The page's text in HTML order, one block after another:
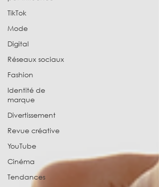
TikTok
Mode
Digital
Réseaux sociaux
Fashion
Identité de
marque
Divertissement
Revue créative
YouTube
Cinéma
Tendances